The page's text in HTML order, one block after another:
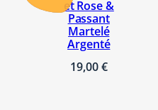
et Rose &
Passant
Martelé
Argenté
19,00€